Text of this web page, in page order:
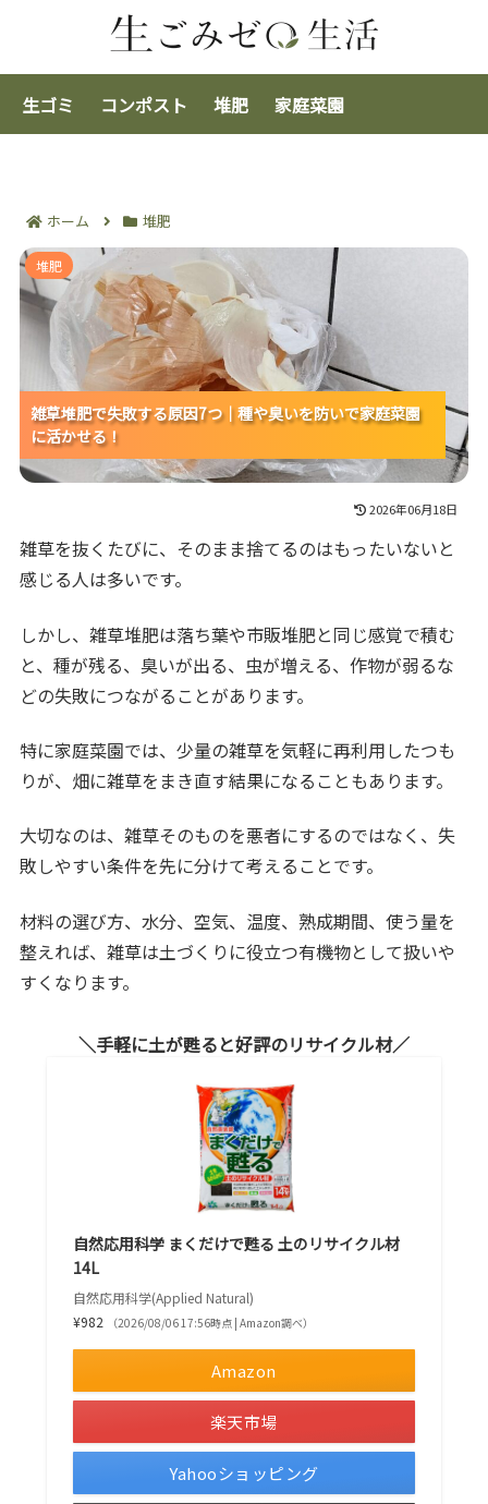
生ゴミ コンポスト 堆肥 家庭菜園
ホーム 堆肥
雑草堆肥で失敗する原因7つ｜種や臭いを防いで家庭菜
園に活かせる！
雑草堆肥で失敗する原因7つ｜種や臭いを防いで家庭菜園
に活かせる！
雑草堆肥で失敗する原因7つ｜種や臭いを防いで家庭菜園
に活かせる！
雑草堆肥で失敗する原因7つ｜種や臭いを防いで家庭菜園
に活かせる！
堆肥
2026年06月18日
雑草を抜くたびに、そのまま捨てるのはもったいないと
感じる人は多いです。
しかし、雑草堆肥は落ち葉や市販堆肥と同じ感覚で積む
と、種が残る、臭いが出る、虫が増える、作物が弱るな
どの失敗につながることがあります。
特に家庭菜園では、少量の雑草を気軽に再利用したつも
りが、畑に雑草をまき直す結果になることもあります。
大切なのは、雑草そのものを悪者にするのではなく、失
敗しやすい条件を先に分けて考えることです。
材料の選び方、水分、空気、温度、熟成期間、使う量を
整えれば、雑草は土づくりに役立つ有機物として扱いや
すくなります。
手軽に土が甦ると好評のリサイクル材
自然応用科学 まくだけで甦る 土のリサイクル材
14L
自然応用科学(Applied Natural)
¥982
（2026/08/06 17:56時点 | Amazon調べ）
Amazon
楽天市場
Yahooショッピング